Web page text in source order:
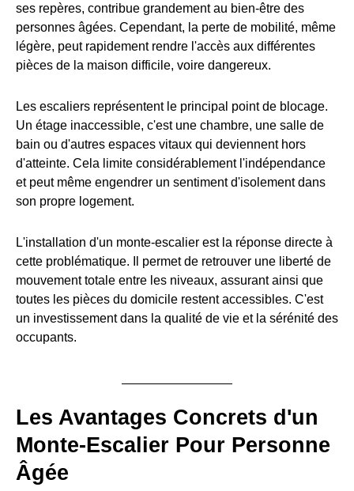
ses repères, contribue grandement au bien-être des
personnes âgées. Cependant, la perte de mobilité, même
légère, peut rapidement rendre l'accès aux différentes
pièces de la maison difficile, voire dangereux.
Les escaliers représentent le principal point de blocage.
Un étage inaccessible, c'est une chambre, une salle de
bain ou d'autres espaces vitaux qui deviennent hors
d'atteinte. Cela limite considérablement l'indépendance
et peut même engendrer un sentiment d'isolement dans
son propre logement.
L'installation d'un monte-escalier est la réponse directe à
cette problématique. Il permet de retrouver une liberté de
mouvement totale entre les niveaux, assurant ainsi que
toutes les pièces du domicile restent accessibles. C'est
un investissement dans la qualité de vie et la sérénité des
occupants.
Les Avantages Concrets d'un
Monte-Escalier Pour Personne
Âgée